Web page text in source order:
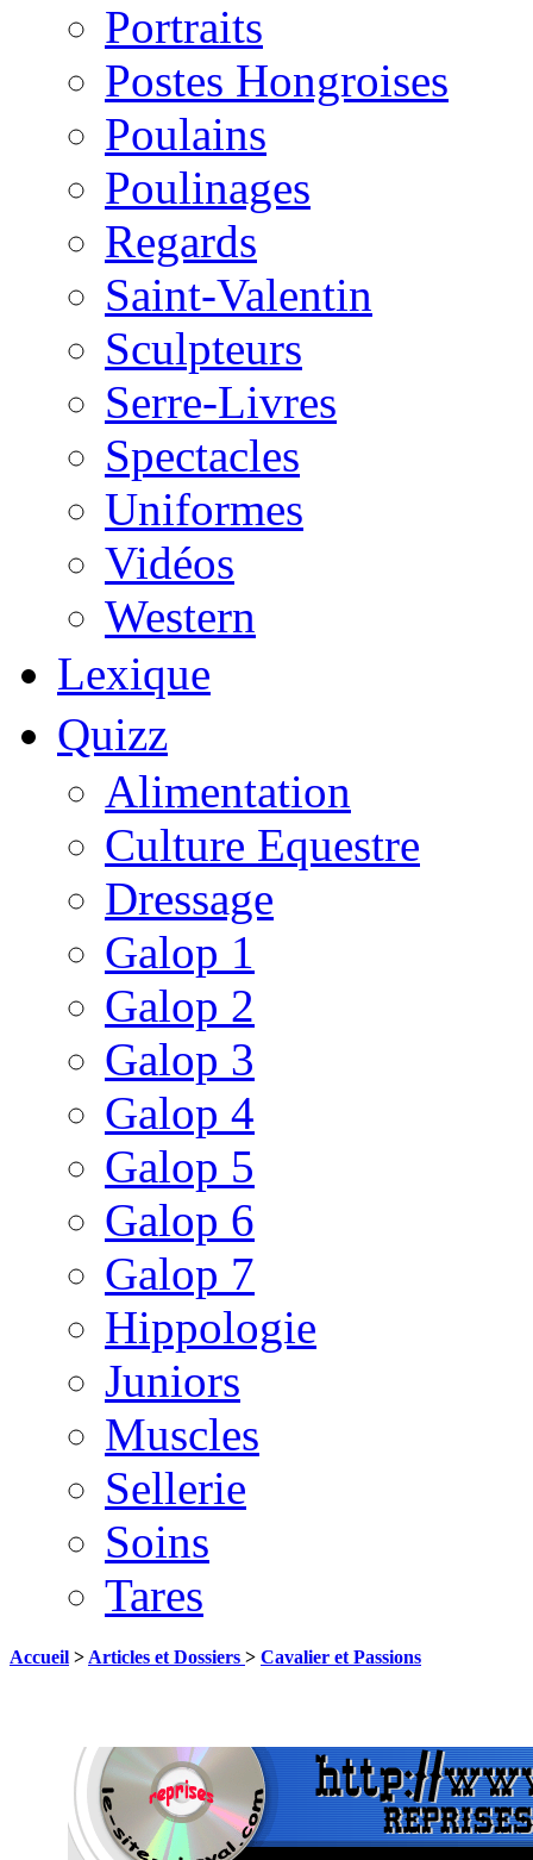
Portraits
Postes Hongroises
Poulains
Poulinages
Regards
Saint-Valentin
Sculpteurs
Serre-Livres
Spectacles
Uniformes
Vidéos
Western
Lexique
Quizz
Alimentation
Culture Equestre
Dressage
Galop 1
Galop 2
Galop 3
Galop 4
Galop 5
Galop 6
Galop 7
Hippologie
Juniors
Muscles
Sellerie
Soins
Tares
Accueil > Articles et Dossiers > Cavalier et Passions